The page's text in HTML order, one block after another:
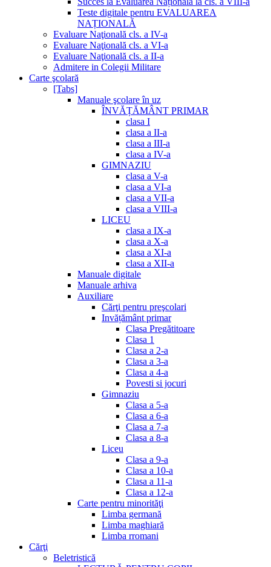
Teste digitale pentru EVALUAREA
NAȚIONALĂ
Evaluare Naţională cls. a IV-a
Evaluare Naţională cls. a VI-a
Evaluare Naţională cls. a II-a
Admitere in Colegii Militare
Carte şcolară
[Tabs]
Manuale şcolare în uz
ÎNVĂȚĂMÂNT PRIMAR
clasa I
clasa a II-a
clasa a III-a
clasa a IV-a
GIMNAZIU
clasa a V-a
clasa a VI-a
clasa a VII-a
clasa a VIII-a
LICEU
clasa a IX-a
clasa a X-a
clasa a XI-a
clasa a XII-a
Manuale digitale
Manuale arhiva
Auxiliare
Cărţi pentru preşcolari
Invățământ primar
Clasa Pregătitoare
Clasa 1
Clasa a 2-a
Clasa a 3-a
Clasa a 4-a
Povesti si jocuri
Gimnaziu
Clasa a 5-a
Clasa a 6-a
Clasa a 7-a
Clasa a 8-a
Liceu
Clasa a 9-a
Clasa a 10-a
Clasa a 11-a
Clasa a 12-a
Carte pentru minorităţi
Limba germană
Limba maghiară
Limba rromani
Cărţi
Beletristică